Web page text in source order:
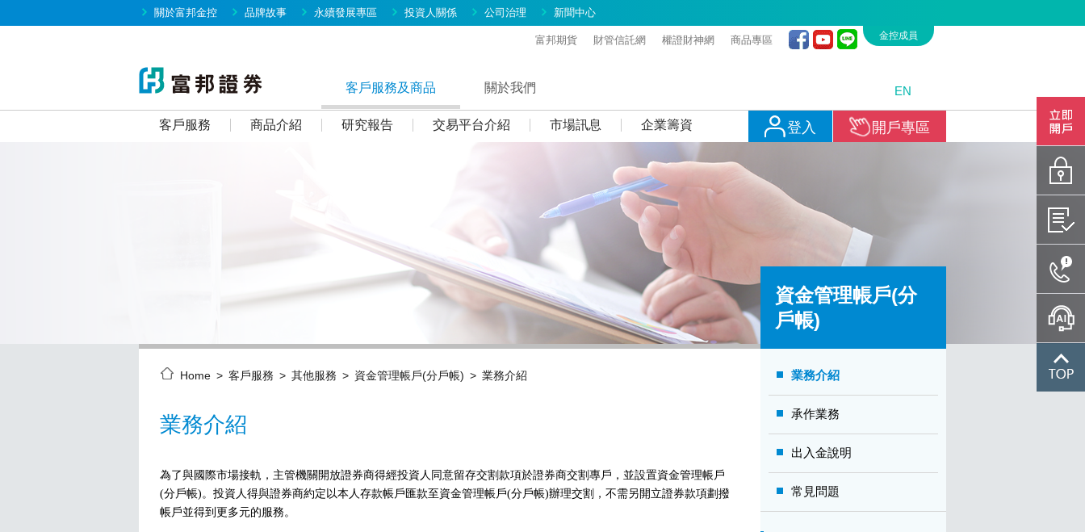
客戶服務及商品
客戶服務 商品介紹 研究報告 交易平台介紹 市場訊息 企業籌資
關於我們
登入 開戶專區
金控成員
關於富邦金控 品牌故事 永續發展專區 投資人關係 公司治理 新聞中心
富邦期貨 財管信託網 權證財神網 商品專區
EN
Home 客戶服務 其他服務 資金管理帳戶(分戶帳) 業務介紹
業務介紹
為了與國際市場接軌，主管機關開放證券商得經投資人同意留存交割款項於證券商交割專戶，並設置資金管理帳戶
(分戶帳)。投資人得與證券商約定以本人存款帳戶匯款至資金管理帳戶(分戶帳)辦理交割，不需另開立證券款項劃撥
帳戶並得到更多元的服務。
資金管理帳戶(分
戶帳)
業務介紹
承作業務
出入金說明
常見問題
開戶專
密碼專
憑證管
聯絡我
智能客